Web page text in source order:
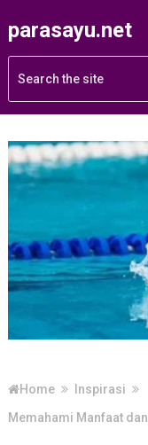
parasayu.net
Home
Inspirasi
Memahami Manfaat